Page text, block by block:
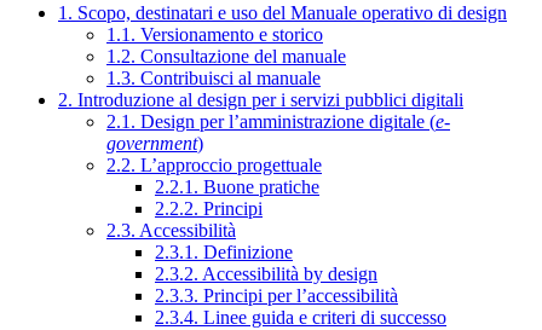
1. Scopo, destinatari e uso del Manuale operativo di design
1.1. Versionamento e storico
1.2. Consultazione del manuale
1.3. Contribuisci al manuale
2. Introduzione al design per i servizi pubblici digitali
2.1. Design per l’amministrazione digitale (e-
government)
2.2. L’approccio progettuale
2.2.1. Buone pratiche
2.2.2. Principi
2.3. Accessibilità
2.3.1. Definizione
2.3.2. Accessibilità by design
2.3.3. Principi per l’accessibilità
2.3.4. Linee guida e criteri di successo